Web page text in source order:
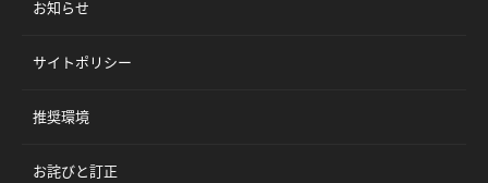
お知らせ
サイトポリシー
推奨環境
お詫びと訂正